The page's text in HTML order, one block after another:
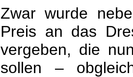
Zwar wurde
Preis an das
vergeben, die
sollen –